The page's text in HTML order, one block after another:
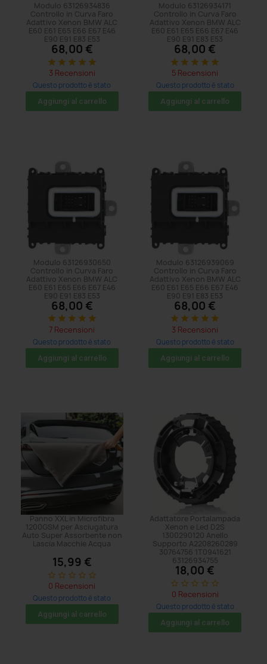
Modulo 63126934836
Controllo in Curva Faro
Adattivo Xenon BMW ALC
E60 E61 E65 E66 E67 E46
E90 E91 E83 E53
68,00 €
star star star star star
3 Recensioni
Questo prodotto è stato
acquistato: 5 volte
Aggiungi al carrello
Modulo 63126934171
Controllo in Curva Faro
Adattivo Xenon BMW ALC
E60 E61 E65 E66 E67 E46
E90 E91 E83 E53
68,00 €
star star star star star
5 Recensioni
Questo prodotto è stato
acquistato: 8 volte
Aggiungi al carrello
Modulo 63126930650
Controllo in Curva Faro
Adattivo Xenon BMW ALC
E60 E61 E65 E66 E67 E46
E90 E91 E83 E53
68,00 €
star star star star star
7 Recensioni
Questo prodotto è stato
acquistato: 5 volte
Aggiungi al carrello
Modulo 63126939069
Controllo in Curva Faro
Adattivo Xenon BMW ALC
E60 E61 E65 E66 E67 E46
E90 E91 E83 E53
68,00 €
star star star star star
3 Recensioni
Questo prodotto è stato
acquistato: 35 volte
Aggiungi al carrello
Panno XXL in Microfibra
1200GSM per Asciugatura
Auto Super Assorbente non
Lascia Macchie Acqua
15,99 €
star_border star_border star_border star_border star_border
0 Recensioni
Questo prodotto è stato
acquistato: 47 volte
Aggiungi al carrello
Adattatore Portalampada
Xenon e Led D2S
1300290120 Anello
Supporto A2208260289
30764756 1T0941621
63126934755
18,00 €
star_border star_border star_border star_border star_border
0 Recensioni
Questo prodotto è stato
acquistato: 29 volte
Aggiungi al carrello